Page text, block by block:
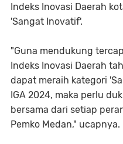
Indeks Inovasi Daerah
'Sangat Inovatif'.
"Guna mendukung
Indeks Inovasi Daerah
dapat meraih kategori
IGA 2024, maka perlu
bersama dari setiap
Pemko Medan," ucapnya.